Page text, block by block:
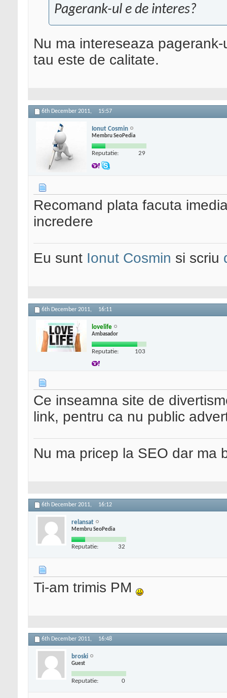
Pagerank-ul e de interes?
Nu ma intereseaza
tau este de calitate.
6th December 2011, 15:57
Ionut Cosmin
Membru SeoPedia
Reputatie: 29
Recomand plata facuta
incredere
Eu sunt Ionut Cosmin si scriu
6th December 2011, 16:11
lovelife
Ambasador
Reputatie: 103
Ce inseamna site de
link, pentru ca nu public
Nu ma pricep la SEO dar ma
6th December 2011, 16:12
relansat
Membru SeoPedia
Reputatie: 32
Ti-am trimis PM
6th December 2011, 16:48
broski
Guest
Reputatie: 0